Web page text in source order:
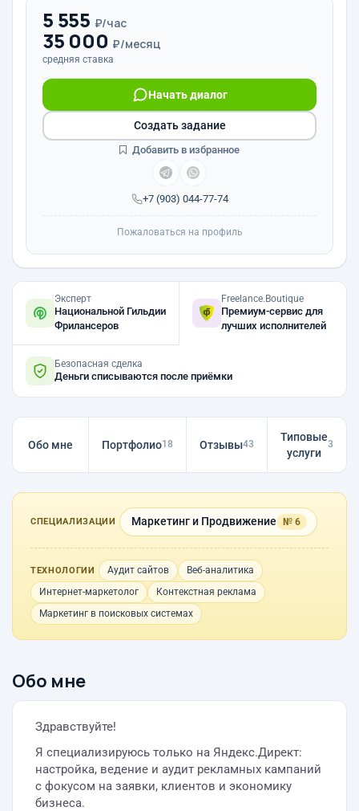
5 555 ₽/час
35 000 ₽/месяц
средняя ставка
+7 (903) 044-77-74
Начать диалог
Создать задание
Добавить в избранное
Пожаловаться на профиль
Эксперт
Национальной Гильдии
Фрилансеров
Freelance.Boutique
Премиум-сервис для
лучших исполнителей
Безопасная сделка
Деньги списываются после приёмки
Обо мне Портфолио18 Отзывы43
Типовые
услуги
3
СПЕЦИАЛИЗАЦИИ Маркетинг и Продвижение № 6
ТЕХНОЛОГИИ Аудит сайтов
Веб-аналитика
Интернет-маркетолог
Контекстная реклама
Маркетинг в поисковых системах
Обо мне
Здравствуйте!
Я специализируюсь только на Яндекс.Директ:
настройка, ведение и аудит рекламных кампаний
с фокусом на заявки, клиентов и экономику
бизнеса.